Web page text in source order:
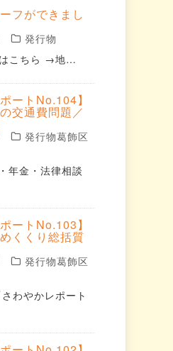
フができまし
発行物
こちら →地…
ートNo.104】
交通費問題／
発行物葛飾区
年金・法律相談
ートNo.103】
くくり総括質
発行物葛飾区
わやかレポート